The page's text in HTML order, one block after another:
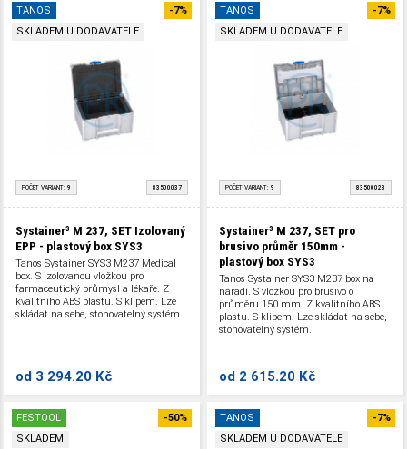
TANOS
SKLADEM U DODAVATELE
-7%
POČET VARIANT: 9 83500037
Systainer³ M 237, SET Izolovaný
EPP - plastový box SYS3
Tanos Systainer SYS3 M237 Medical
box. S izolovanou vložkou pro
farmaceutický průmysl a lékaře. Z
kvalitního ABS plastu. S klipem. Lze
skládat na sebe, stohovatelný systém.
od 3 294.20 Kč
TANOS
SKLADEM U DODAVATELE
-7%
POČET VARIANT: 9 83500023
Systainer³ M 237, SET pro
brusivo průměr 150mm -
plastový box SYS3
Tanos Systainer SYS3 M237 box na
nářadí. S vložkou pro brusivo o
průměru 150 mm. Z kvalitního ABS
plastu. S klipem. Lze skládat na sebe,
stohovatelný systém.
od 2 615.20 Kč
FESTOOL
SKLADEM
-50%
TANOS
SKLADEM U DODAVATELE
-7%